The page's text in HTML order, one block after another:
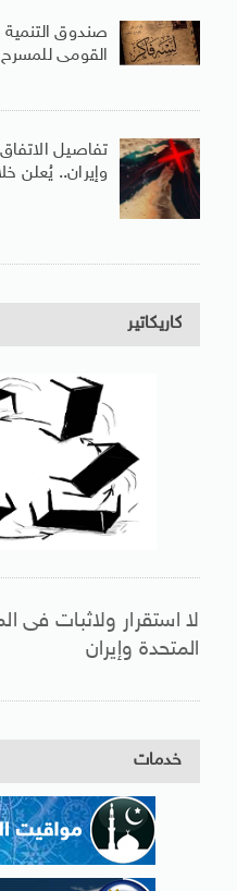
صندوق
القومى
تفاصيل
وإيران.. يُعلن
كاريكاتير
لا استقرار ولاثبات فى
المتحدة وإيران
خدمات